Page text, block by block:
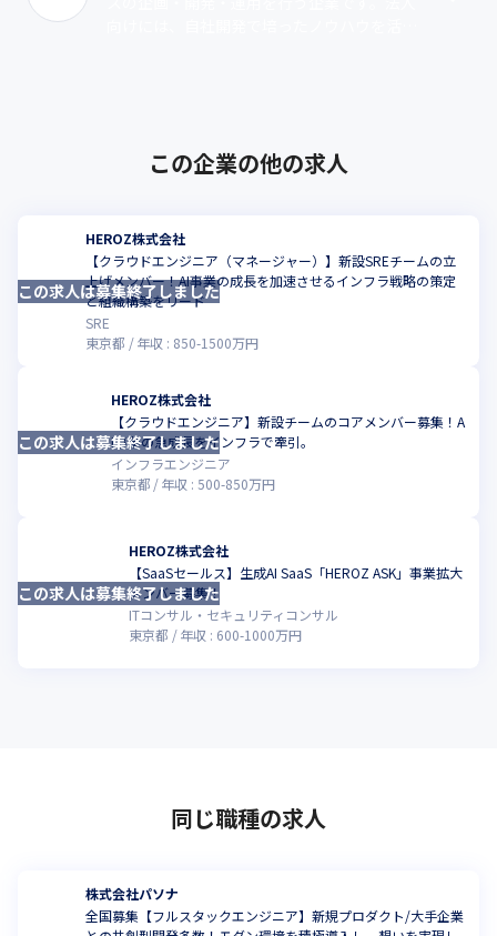
この企業の他の求人
HEROZ株式会社
【クラウドエンジニア（マネージャー）】新設SREチームの立
上げメンバー！AI事業の成長を加速させるインフラ戦略の策定
と組織構築をリード
SRE
東京都
年収 : 850-1500万円
この求人は募集終了しました
HEROZ株式会社
【クラウドエンジニア】新設チームのコアメンバー募集！A
I事業の急成長をインフラで牽引。
インフラエンジニア
東京都
年収 :500-850万円
この求人は募集終了しました
HEROZ株式会社
【SaaSセールス】生成AI SaaS「HEROZ ASK」事業拡大
メンバー募集！
ITコンサル・セキュリティコンサル
東京都
年収 : 600-1000万円
この求人は募集終了しました
同じ職種の求人
株式会社パソナ
全国募集【フルスタックエンジニア】新規プロダクト/大手企業